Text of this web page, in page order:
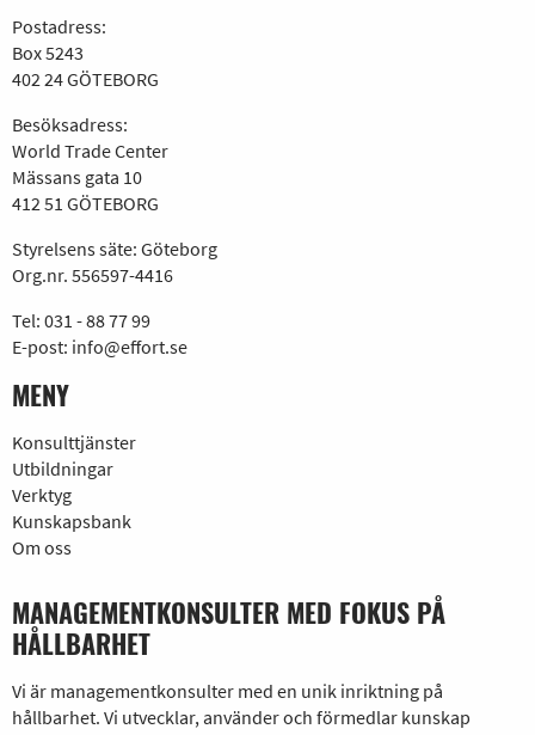
Postadress:
Box 5243
402 24 GÖTEBORG
Besöksadress:
World Trade Center
Mässans gata 10
412 51 GÖTEBORG
Styrelsens säte: Göteborg
Org.nr. 556597-4416
Tel: 031 - 88 77 99
E-post: info@effort.se
MENY
Konsulttjänster
Utbildningar
Verktyg
Kunskapsbank
Om oss
MANAGEMENTKONSULTER MED FOKUS PÅ
HÅLLBARHET
Vi är managementkonsulter med en unik inriktning på
hållbarhet. Vi utvecklar, använder och förmedlar kunskap